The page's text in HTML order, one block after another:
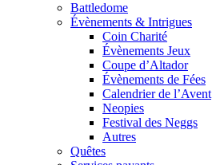
Battledome
Évènements & Intrigues
Coin Charité
Évènements Jeux
Coupe d’Altador
Évènements de Fées
Calendrier de l’Avent
Neopies
Festival des Neggs
Autres
Quêtes